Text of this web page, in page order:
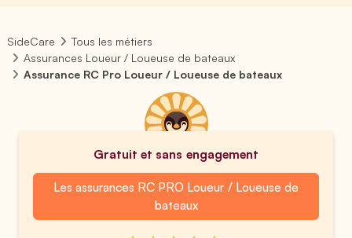
SideCare
Tous les métiers
Assurances Loueur / Loueuse de bateaux
Assurance RC Pro Loueur / Loueuse de bateaux
Gratuit et sans engagement
Les assurances RC PRO Loueur / Loueuse de
bateaux